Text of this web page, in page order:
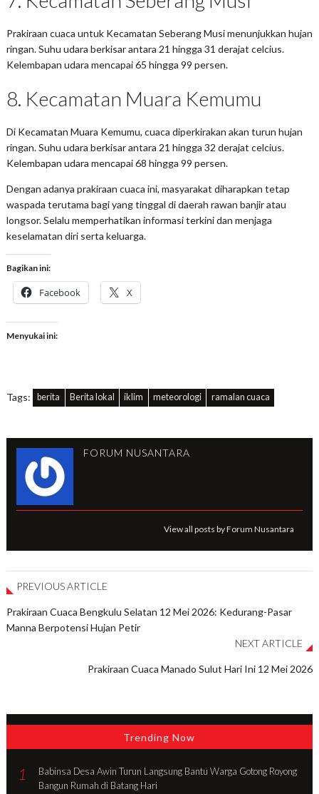
Prakiraan cuaca untuk Kecamatan Seberang Musi menunjukkan hujan
ringan. Suhu udara berkisar antara 21 hingga 31 derajat celcius.
Kelembapan udara mencapai 65 hingga 99 persen.
8. Kecamatan Muara Kemumu
Di Kecamatan Muara Kemumu, cuaca diperkirakan akan turun hujan
ringan. Suhu udara berkisar antara 21 hingga 32 derajat celcius.
Kelembapan udara mencapai 68 hingga 99 persen.
Dengan adanya prakiraan cuaca ini, masyarakat diharapkan tetap
waspada terutama bagi yang tinggal di daerah rawan banjir atau
longsor. Selalu memperhatikan informasi terkini dan menjaga
keselamatan diri serta keluarga.
Bagikan ini:
Facebook X
Menyukai ini:
Tags: berita Berita lokal iklim meteorologi ramalan cuaca
FORUM NUSANTARA
View all posts by Forum Nusantara
PREVIOUS ARTICLE
Prakiraan Cuaca Bengkulu Selatan 12 Mei 2026: Kedurang-Pasar
Manna Berpotensi Hujan Petir
NEXT ARTICLE
Prakiraan Cuaca Manado Sulut Hari Ini 12 Mei 2026
Trending Now
1
Babinsa Desa Awin Turun Langsung Bantu Warga Gotong Royong
Bangun Rumah di Batang Hari